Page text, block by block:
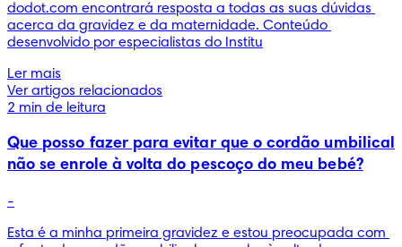
dodot.com encontrará resposta a todas as suas dúvidas
acerca da gravidez e da maternidade. Conteúdo
desenvolvido por especialistas do Institu
Ler mais
Ver artigos relacionados
2 min de leitura
Que posso fazer para evitar que o cordão umbilical
não se enrole à volta do pescoço do meu bebé?
-
Esta é a minha primeira gravidez e estou preocupada com